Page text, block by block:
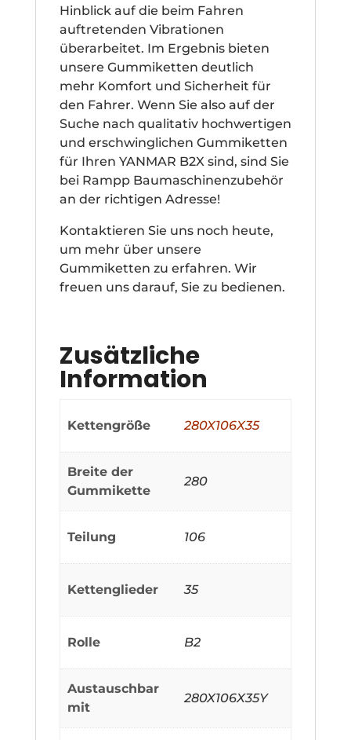
Hinblick auf die beim Fahren
auftretenden Vibrationen
überarbeitet. Im Ergebnis bieten
unsere Gummiketten deutlich
mehr Komfort und Sicherheit für
den Fahrer. Wenn Sie also auf der
Suche nach qualitativ hochwertigen
und erschwinglichen Gummiketten
für Ihren YANMAR B2X sind, sind Sie
bei Rampp Baumaschinenzubehör
an der richtigen Adresse!
Kontaktieren Sie uns noch heute,
um mehr über unsere
Gummiketten zu erfahren. Wir
freuen uns darauf, Sie zu bedienen.
Zusätzliche
Information
Kettengröße 280X106X35
Breite der
Gummikette
280
Teilung 106
Kettenglieder 35
Rolle B2
Austauschbar
mit
280X106X35Y